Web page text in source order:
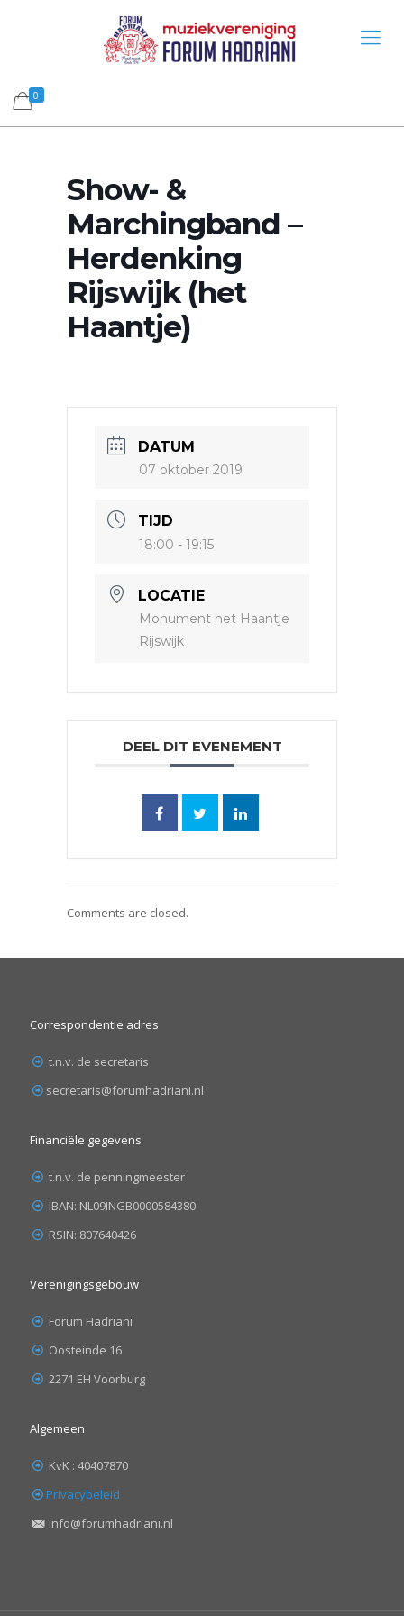
0
Show- &
Marchingband –
Herdenking
Rijswijk (het
Haantje)
DATUM
07 oktober 2019
TIJD
18:00 - 19:15
LOCATIE
Monument het Haantje
Rijswijk
DEEL DIT EVENEMENT
Comments are closed.
Correspondentie adres
t.n.v. de secretaris
secretaris@forumhadriani.nl
Financiële gegevens
t.n.v. de penningmeester
IBAN: NL09INGB0000584380
RSIN: 807640426
Verenigingsgebouw
Forum Hadriani
Oosteinde 16
2271 EH Voorburg
Algemeen
KvK : 40407870
Privacybeleid
info@forumhadriani.nl